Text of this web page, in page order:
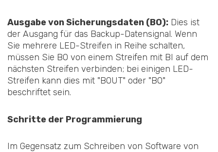
Ausgabe von Sicherungsdaten (BO): Dies ist
der Ausgang für das Backup-Datensignal. Wenn
Sie mehrere LED-Streifen in Reihe schalten,
müssen Sie BO von einem Streifen mit BI auf dem
nächsten Streifen verbinden; bei einigen LED-
Streifen kann dies mit "BOUT" oder "BO"
beschriftet sein.
Schritte der Programmierung
Im Gegensatz zum Schreiben von Software von